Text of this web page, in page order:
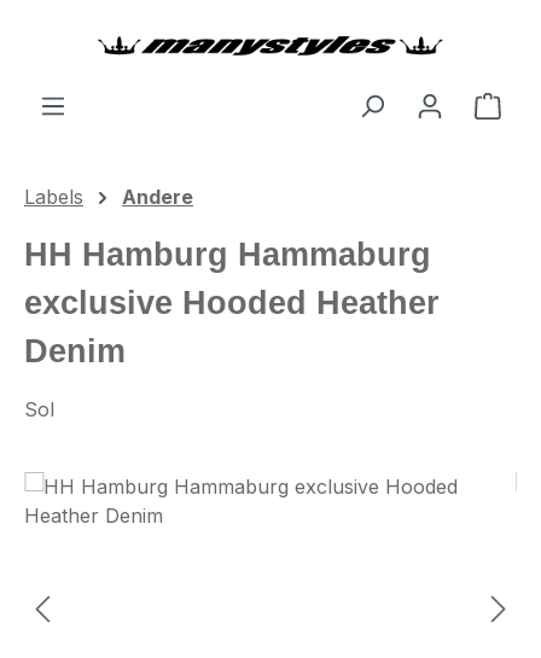
Labels Andere
HH Hamburg Hammaburg
exclusive Hooded Heather
Denim
Sol
Bildergalerie überspringen